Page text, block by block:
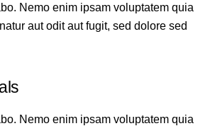
Nemo enim ipsam voluptatem quia
aut odit aut fugit, sed dolore sed
Nemo enim ipsam voluptatem quia